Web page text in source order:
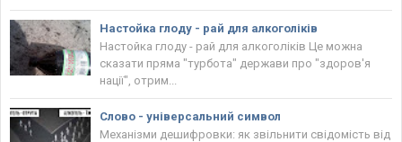
Настойка глоду - рай для алкоголіків
Настойка глоду - рай для алкоголіків Це можна
сказати пряма "турбота" держави про "здоров'я
нації", отрим...
Слово - універсальний символ
Механізми дешифровки: як звільнити свідомість від